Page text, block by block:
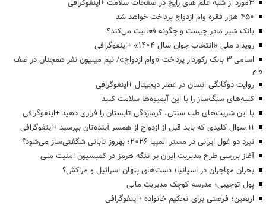
3مورد از شبه علم های رایج در صفحات سلامت +اینفوگرافی
۴۵۰ هزار فقره وام ازدواج پرداخت خواهد شد
بانک شیر مادر چیست و چگونه فعالیت می‌کند؟
رویداد ملی «انتخاب جوان سال ۱۴۰۴» +اینفوگرافی
اسامی ۳ بانک رکوردار پرداخت «وام ازدواج»/ نیم میلیون نفر همچنان در صف
وام
روایت دوگانگی انسان در عصر دیجیتال +اینفوگرافی
کلیه‌های سنگ‌ساز را با این آبمیوه‌ها سلامت کنید
با این شربت‌های طب سنتی، گرمازدگی تابستان را فراری دهید +اینفوگرافی
۱۱ سوال کلیدی که باید قبل از ازدواج از همسر آینده‌تان بپرسید +اینفوگرافی
نبرد دو غول ایرانی در مستر المپیا ۲۰۲۶؛ بهروز تابانی شگفتی‌ساز می‌شود؟
آغاز بررسی طرح مدیریت ایران بر تنگه هرمز در کمیسیون امنیت ملی
بحران مهاجران در اسپانیا؛ دست‌های پنهان اسرائیل و مراکش؟
پول توجیبی؛ مدرسه کوچک مدیریت مالی
اربعین؛ فرصتی برای تحکیم خانواده +اینفوگرافی